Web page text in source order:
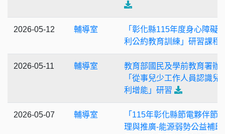
2026-05-12 輔導室
「彰化縣115年度身心障礙
利公約教育訓練」研習課程
2026-05-11 輔導室
教育部國民及學前教育署辦
「從事兒少工作人員認識兒
利增能」研習
2026-05-07 輔導室
「115年彰化縣節電夥伴節
理與推廣-能源弱勢公益補助